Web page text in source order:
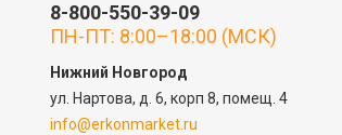
8-800-550-39-09
ПН-ПТ: 8:00–18:00 (МСК)
Нижний Новгород
ул. Нартова, д. 6, корп 8, помещ. 4
info@erkonmarket.ru